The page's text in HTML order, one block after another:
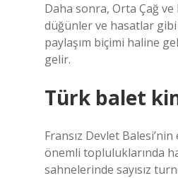
Daha sonra, Orta Çağ
düğünler ve hasatlar
paylaşım biçimi haline
gelir.
Türk balet
Fransız Devlet
önemli topluluklarında
sahnelerinde sayısız